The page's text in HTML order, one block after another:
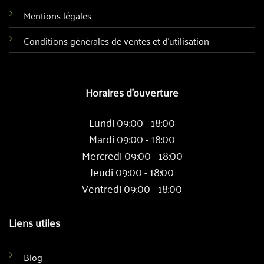
Mentions légales
Conditions générales de ventes et d'utilisation
Horaires d'ouverture
Lundi 09:00 - 18:00
Mardi 09:00 - 18:00
Mercredi 09:00 - 18:00
Jeudi 09:00 - 18:00
Ventredi 09:00 - 18:00
Liens utiles
Blog